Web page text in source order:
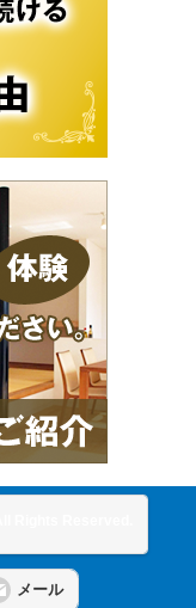
メール